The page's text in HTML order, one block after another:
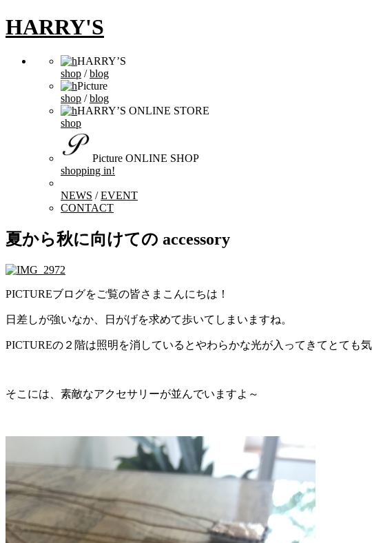
HARRY'S
HARRY’S
shop /blog
Picture
shop /blog
HARRY’S ONLINE STORE
shop
Picture ONLINE SHOP
shopping in!
NEWS /EVENT
CONTACT
夏から秋に向けての accessory
PICTUREブログをご覧の皆さまこんにちは！
日差しが強いなか、日がげを求めて歩いてしまいますね。
PICTUREの２階は照明を消しているとやわらかな光が入ってきてとても気
そこには、素敵なアクセサリーが並んでいますよ～